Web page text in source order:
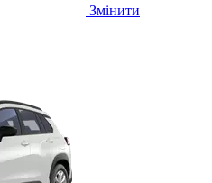
Змінити